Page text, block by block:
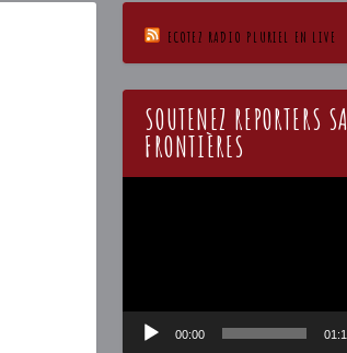
ECOTEZ RADIO PLURIEL EN LIVE
SOUTENEZ REPORTERS
FRONTIÈRES
00:00